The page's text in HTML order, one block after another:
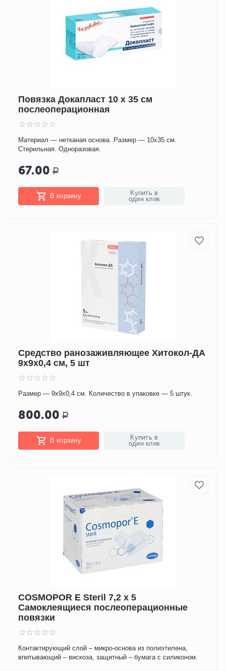
Повязка Докапласт 10 х 35 см
послеоперационная
Материал — нетканая основа. Размер — 10х35 см.
Стерильная. Одноразовая.
67.00 Р
В корзину
Купить в
один клик
Средство ранозаживляющее Хитокол-ДА
9х9х0,4 см, 5 шт
Размер — 9х9х0,4 см. Количество в упаковке — 5 штук.
800.00 Р
В корзину
Купить в
один клик
COSMOPOR E Steril 7,2 х 5
Самоклеящиеся послеоперационные
повязки
Контактирующий слой – микро-основа из полиэтилена,
впитывающий – вискоза, защитный – бумага с силиконом.